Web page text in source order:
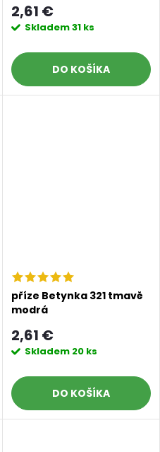
2,61 €
Skladem31 ks
DO KOŠÍKA
příze Betynka 321 tmavě
modrá
2,61 €
Skladem 20 ks
DO KOŠÍKA